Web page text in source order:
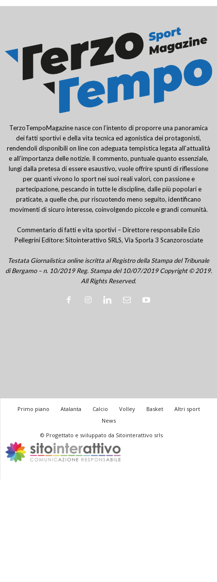
TerzoTempoMagazine nasce con l’intento di proporre una panoramica
dei fatti sportivi e della vita tecnica ed agonistica dei protagonisti,
rendendoli disponibili on line con adeguata tempistica legata all’attualità
e all’importanza delle notizie. Il commento, puntuale quanto essenziale,
lungi dalla pretesa di essere esaustivo, vuole offrire spunti di riflessione
per quanti vivono lo sport nei suoi reali valori, con passione e
partecipazione, pescando in tutte le discipline, dalle più popolari e
praticate, a quelle che, pur riscuotendo meno seguito, identificano
movimenti di sicuro interesse, coinvolgendo piccole e grandi comunità.
Commentario di fatti e vita sportivi – Direttore responsabile Ezio
Pellegrini Editore: Sitointerattivo SRLS, Via Sporla 3 Scanzorosciate
Testata Giornalistica online iscritta al Registro della Stampa del Tribunale
di Bergamo – n. 10/2019 Reg. Stampa del 10/07/2019 Copyright © 2019.
All Rights Reserved.
Primo piano Atalanta Calcio Volley Basket
Altri sport
News
© Progettato e sviluppato da Sitointerattivo srls